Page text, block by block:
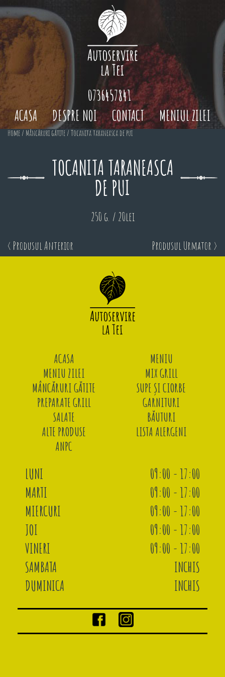
ACASA DESPRE NOI CONTACT MENIUL ZILEI
0736457841
Home / Mâncăruri gătite / Tocanita taraneasca de pui
TOCANITA TARANEASCA
DE PUI
250 g. / 20lei
< Produsul Anterior Produsul Urmator >
ACASA
MENIU
MENIU ZILEI
MIX GRILL
MÂNCĂRURI GĂTITE
SUPE ȘI CIORBE
PREPARATE GRILL
GARNITURI
SALATE
BĂUTURI
ALTE PRODUSE
LISTA ALERGENI
ANPC
LUNI
09:00 - 17:00
MARTI
09:00 - 17:00
MIERCURI
09:00 - 17:00
JOI
09:00 - 17:00
VINERI
09:00 - 17:00
SAMBATA
INCHIS
DUMINICA
INCHIS